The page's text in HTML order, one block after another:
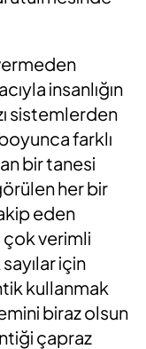
insanlığın
sistemlerden
farklı
bir tanesi
her bir
eden
çok verimli
için
kullanmak
biraz olsun
çapraz